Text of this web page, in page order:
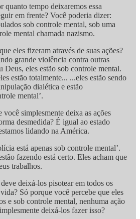
quanto tempo deixaremos essa
em frente? Você poderia dizer:
sob controle mental, sob uma
mental chamada nazismo.
eles fizeram através de suas ações?
grande violência contra outras
Deus, eles estão sob controle mental.
estão totalmente... ...eles estão sendo
dialética e estão
mental’.
simplesmente deixa as ações
desmedida? É igual ao estado
lidando na América.
está apenas sob controle mental’.
fazendo está certo. Eles acham que
trabalhos.
deixá-los pisotear em todos os
Só porque você percebe que eles
e sob controle mental, nenhuma ação
deixá-los fazer isso?